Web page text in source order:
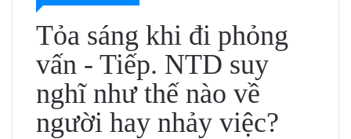
Tỏa sáng khi đi phỏng
vấn - Tiếp. NTD suy
nghĩ như thế nào về
người hay nhảy việc?